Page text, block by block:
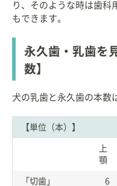
り、そのような時は歯科
もできます。
永久歯・乳歯を
数】
犬の乳歯と永久歯の本数
【単位（本）】
上
顎
「切歯」 6